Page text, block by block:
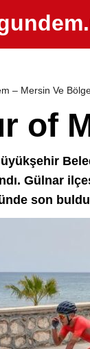
– Mersin Ve
of
Gülnar
son